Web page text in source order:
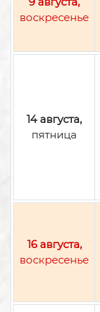
воскресенье
14 августа,
пятница
16 августа,
воскресенье